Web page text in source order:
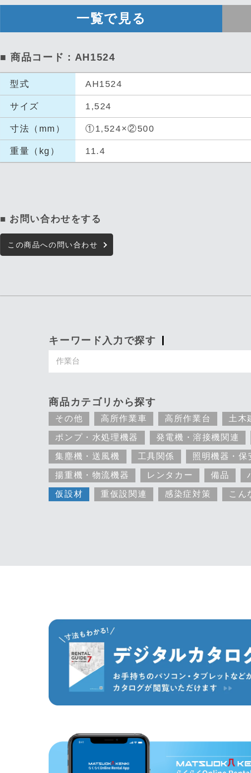
一覧で見る
■ 商品コード：AH1524
型式 AH1524
サイズ 1,524
寸法（mm ） ①1,524×②500
重量（kg ） 11.4
■ お問い合わせをする
この商品への問い合わせ
キーワード入力で探す
商品カテゴリから探す
その他 高所作業車 高所作業台 土木
ポンプ・水処理機器
発電機・溶接機関連
集塵機・送風機
工具関係 照明機器・保
揚重機・物流機器
レンタカー 備品
仮設材
重仮設関連 感染症対策 こん